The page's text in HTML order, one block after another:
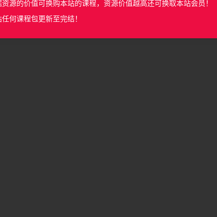
资源的价值可换购本站的课程，资源价值越高还可换取本站会员！
任何课程包更新至完结！